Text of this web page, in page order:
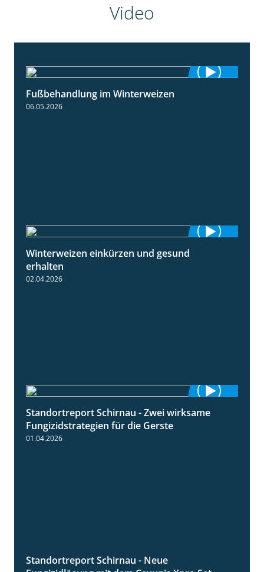
Video
Fußbehandlung im Winterweizen
06.05.2026
Winterweizen einkürzen und gesund
erhalten
02.04.2026
4:27
Standortreport Schirnau - Zwei wirksame
Fungizidstrategien für die Gerste
01.04.2026
4:32
Standortreport Schirnau - Neue